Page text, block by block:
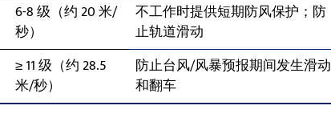
6-8 级（约 20 米/
秒）
不工作时提供短期防风保护；防
止轨道滑动
≥ 11 级（约 28.5
米/秒）
防止台风/风暴预报期间发生滑动
和翻车